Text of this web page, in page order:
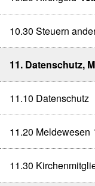
10.30 Steuern
11. Datenschutz,
11.10 Datenschutz
11.20 Meldewesen
11.30